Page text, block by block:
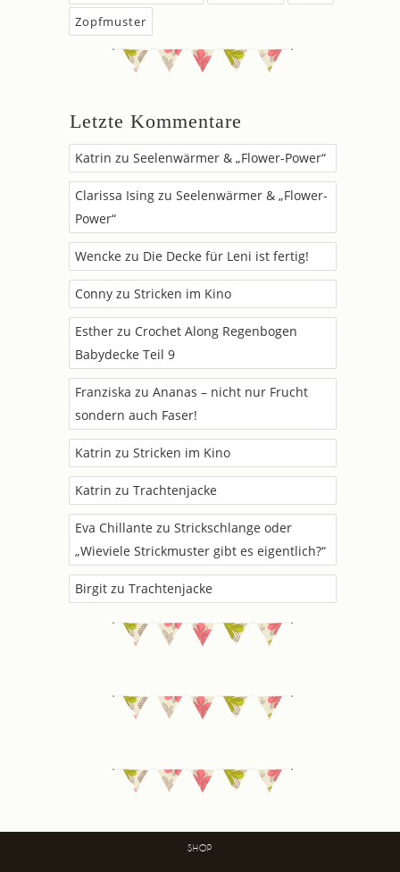
Zopfmuster
Letzte Kommentare
Katrin zu Seelenwärmer & „Flower-Power“
Clarissa Ising zu Seelenwärmer & „Flower-
Power“
Wencke zu Die Decke für Leni ist fertig!
Conny zu Stricken im Kino
Esther zu Crochet Along Regenbogen
Babydecke Teil 9
Franziska zu Ananas – nicht nur Frucht
sondern auch Faser!
Katrin zu Stricken im Kino
Katrin zu Trachtenjacke
Eva Chillante zu Strickschlange oder
„Wieviele Strickmuster gibt es eigentlich?“
Birgit zu Trachtenjacke
SHOP